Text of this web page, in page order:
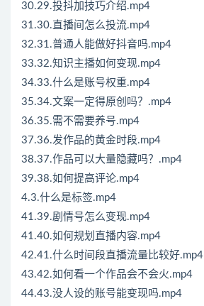
30.29.投抖加技巧介绍.mp4
31.30.直播间怎么投流.mp4
32.31.普通人能做好抖音吗.mp4
33.32.知识主播如何变现.mp4
34.33.什么是账号权重.mp4
35.34.文案一定得原创吗？.mp4
36.35.需不需要养号.mp4
37.36.发作品的黄金时段.mp4
38.37.作品可以大量隐藏吗？.mp4
39.38.如何提高评论.mp4
4.3.什么是标签.mp4
41.39.剧情号怎么变现.mp4
41.40.如何规划直播内容.mp4
42.41.什么时间段直播流量比较好.mp4
43.42.如何看一个作品会不会火.mp4
44.43.没人设的账号能变现吗.mp4